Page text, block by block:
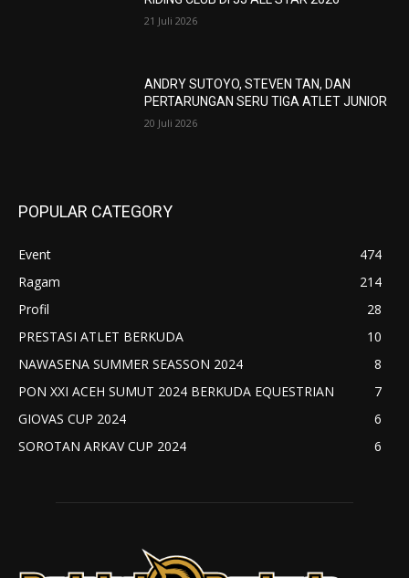
21 Juli 2026
ANDRY SUTOYO, STEVEN TAN, DAN
PERTARUNGAN SERU TIGA ATLET JUNIOR
20 Juli 2026
POPULAR CATEGORY
Event
474
Ragam
214
Profil
28
PRESTASI ATLET BERKUDA
10
NAWASENA SUMMER SEASSON 2024
8
PON XXI ACEH SUMUT 2024 BERKUDA EQUESTRIAN
7
GIOVAS CUP 2024
6
SOROTAN ARKAV CUP 2024
6